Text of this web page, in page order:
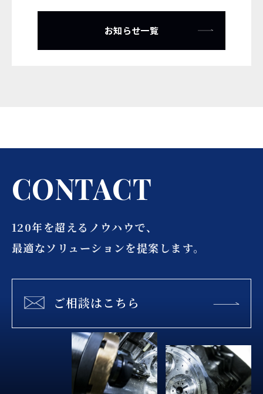
お知らせ一覧
CONTACT
120年を超えるノウハウで、
最適なソリューションを提案します。
ご相談はこちら